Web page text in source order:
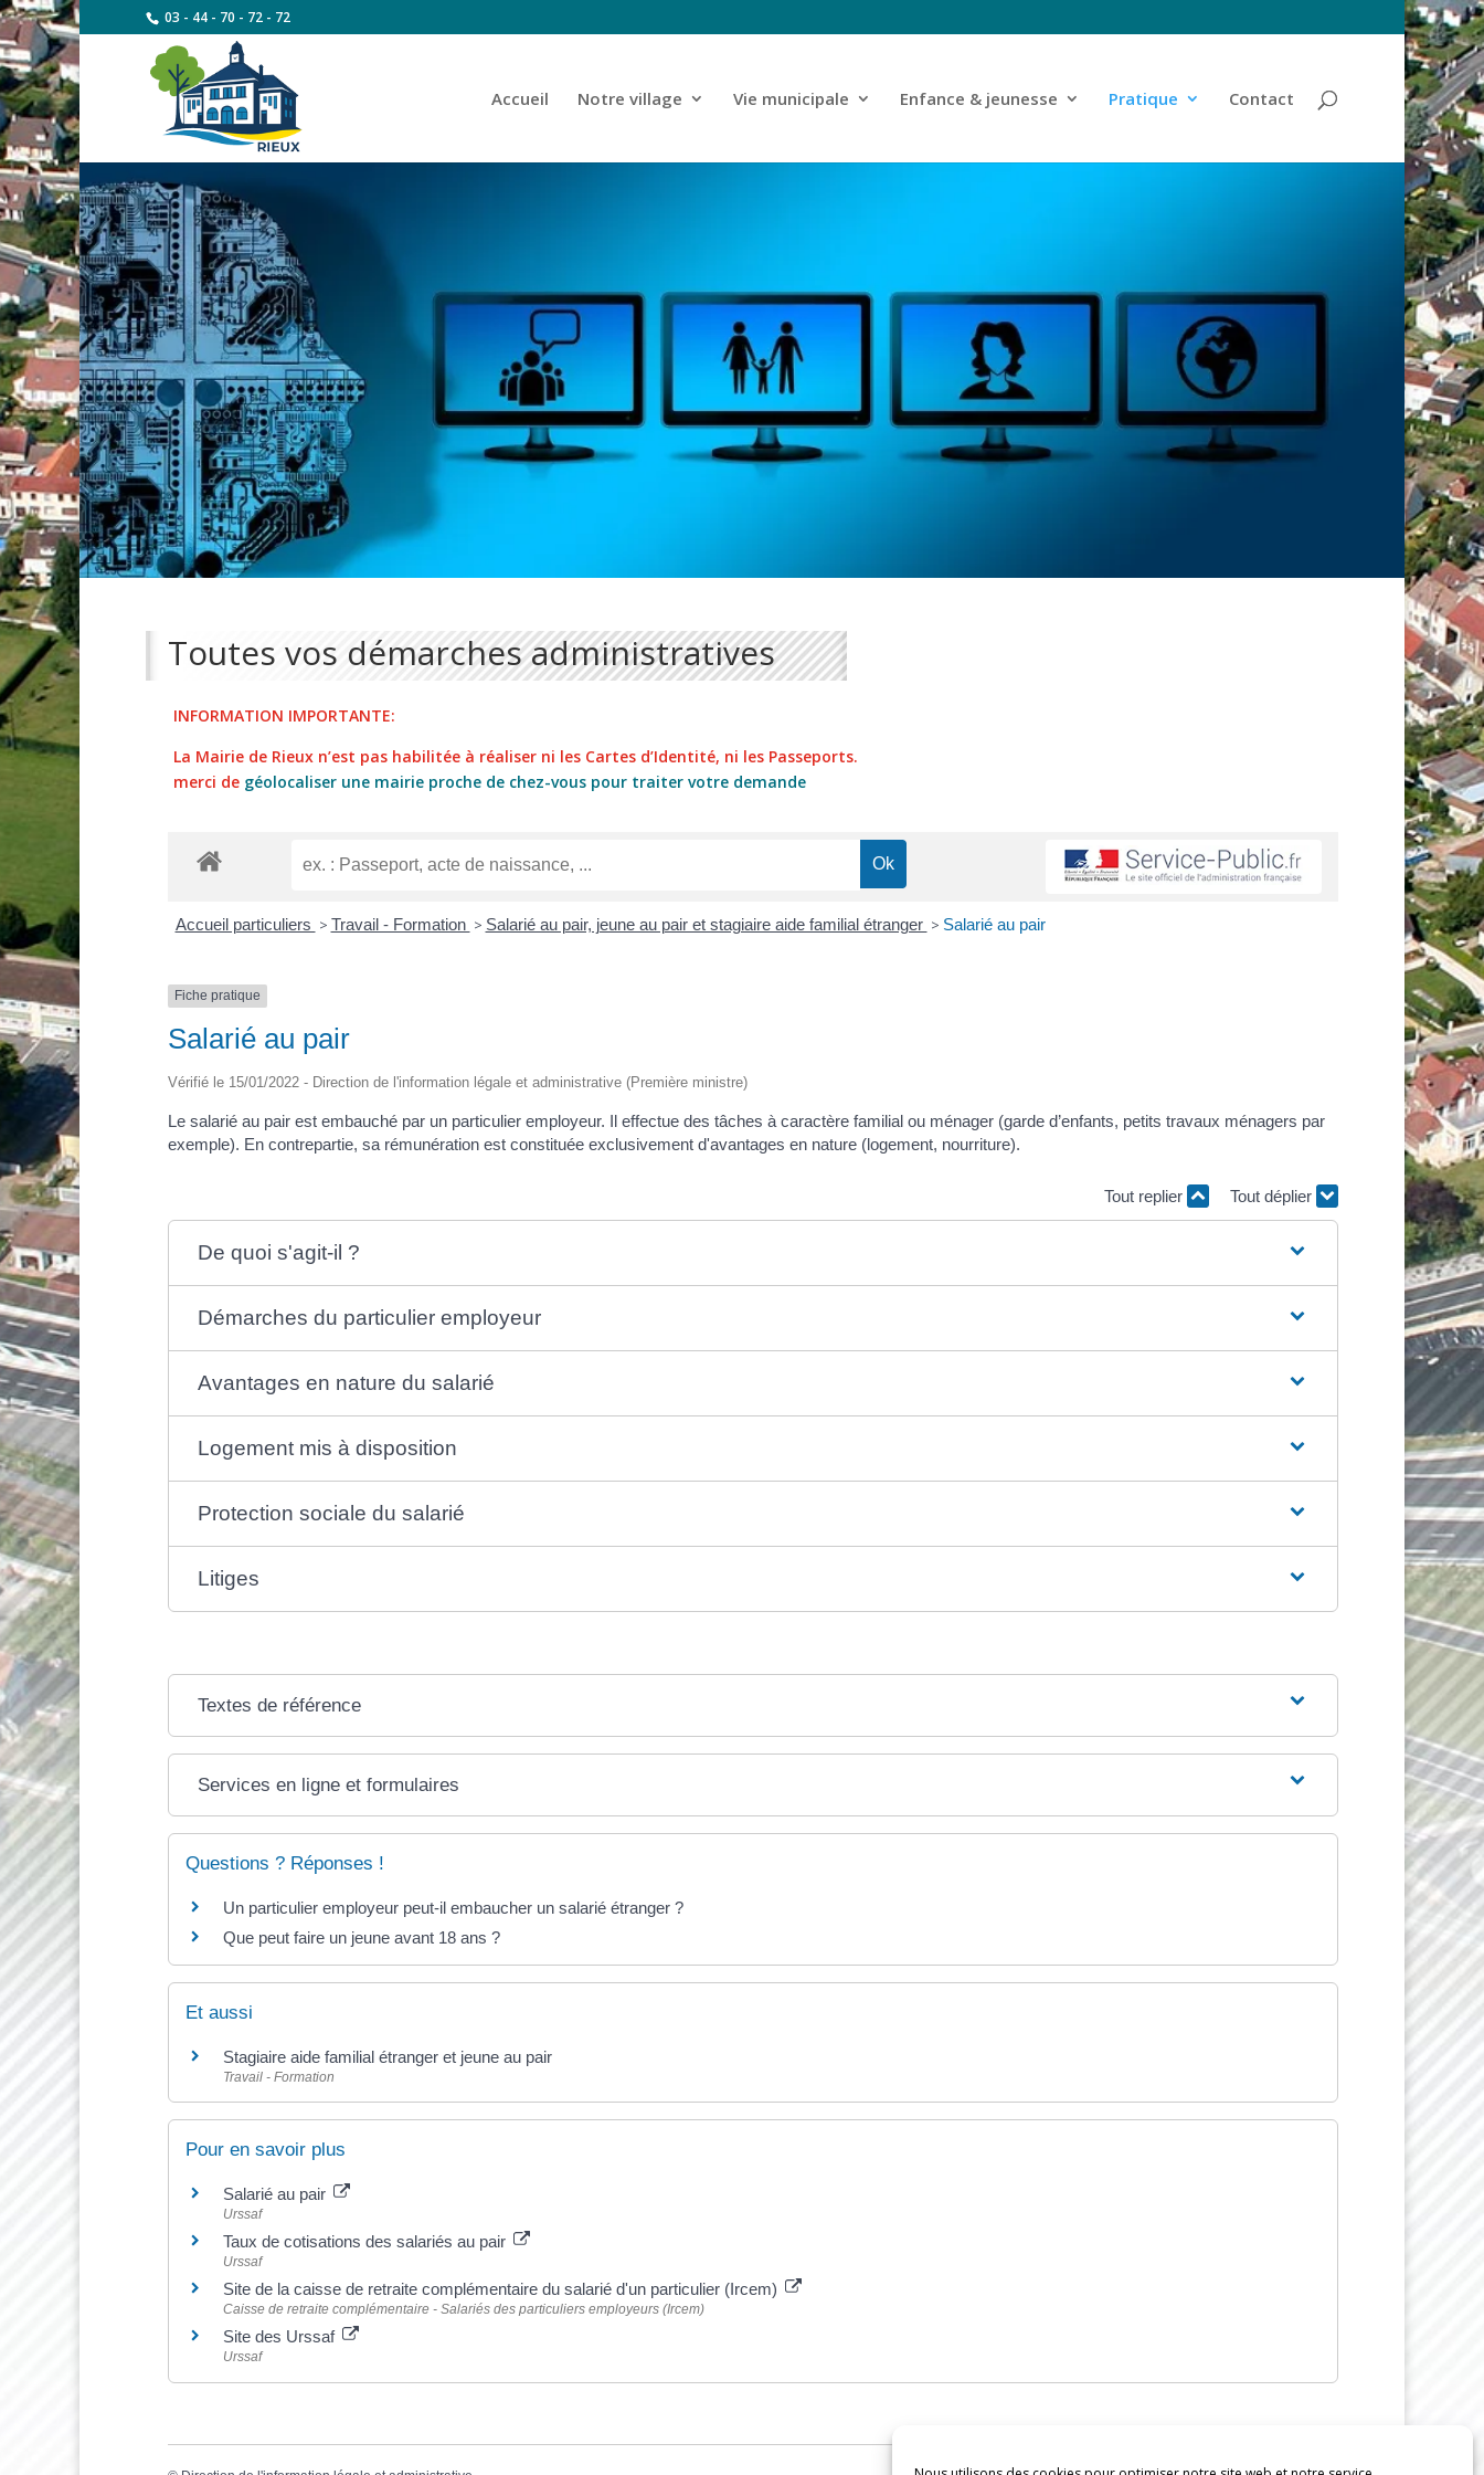
03 - 44 - 70 - 72 - 72
Accueil Notre village Vie municipale Enfance & jeunesse Pratique Contact
Toutes vos démarches administratives
INFORMATION IMPORTANTE:
La Mairie de Rieux n’est pas habilitée à réaliser ni les Cartes d’Identité, ni les Passeports.
merci de géolocaliser une mairie proche de chez-vous pour traiter votre demande
Accueil particuliers > Travail - Formation > Salarié au pair, jeune au pair et stagiaire aide familial étranger > Salarié au pair
Fiche pratique
Salarié au pair
Vérifié le 15/01/2022 - Direction de l'information légale et administrative (Première ministre)
Le salarié au pair est embauché par un particulier employeur. Il effectue des tâches à caractère familial ou ménager (garde d’enfants, petits travaux ménagers par
exemple). En contrepartie, sa rémunération est constituée exclusivement d'avantages en nature (logement, nourriture).
Tout replier Tout déplier
De quoi s'agit-il ?
Démarches du particulier employeur
Avantages en nature du salarié
Logement mis à disposition
Protection sociale du salarié
Litiges
Textes de référence
Services en ligne et formulaires
Questions ? Réponses !
Un particulier employeur peut-il embaucher un salarié étranger ?
Que peut faire un jeune avant 18 ans ?
Et aussi
Stagiaire aide familial étranger et jeune au pair
Travail - Formation
Pour en savoir plus
Salarié au pair
Urssaf
Taux de cotisations des salariés au pair
Urssaf
Site de la caisse de retraite complémentaire du salarié d'un particulier (Ircem)
Caisse de retraite complémentaire - Salariés des particuliers employeurs (Ircem)
Site des Urssaf
Urssaf